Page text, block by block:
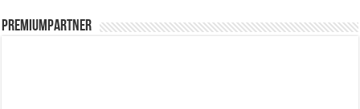
PREMIUMPARTNER